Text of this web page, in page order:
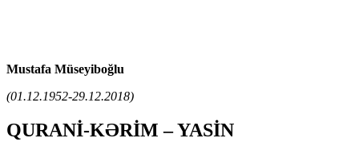
Mustafa Müseyiboğlu
(01.12.1952-29.12.2018)
QURANİ-KƏRİM – YASİN